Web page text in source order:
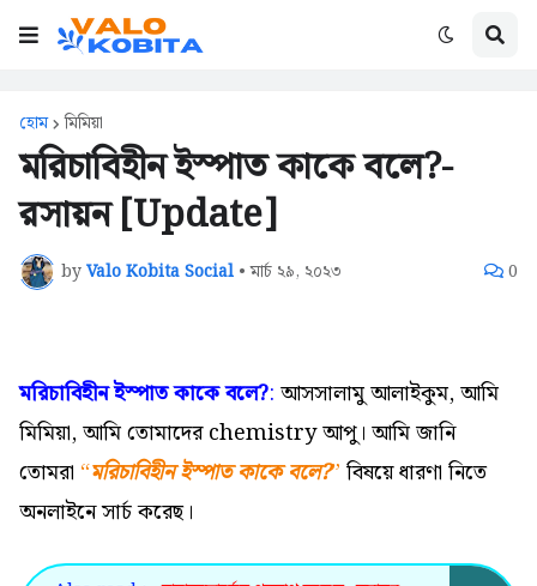
হোম মিমিয়া
মরিচাবিহীন ইস্পাত কাকে বলে?-
রসায়ন [Update]
byValo Kobita Social • মার্চ ২৯, ২০২৩ 0
মরিচাবিহীন ইস্পাত কাকে বলে?: আসসালামু আলাইকুম,আমি
মিমিয়া, আমি তোমাদের chemistry আপু। আমি জানি
তোমরা “মরিচাবিহীন ইস্পাত কাকে বলে?” বিষয়ে ধারণা নিতে
অনলাইনে সার্চ করেছ।